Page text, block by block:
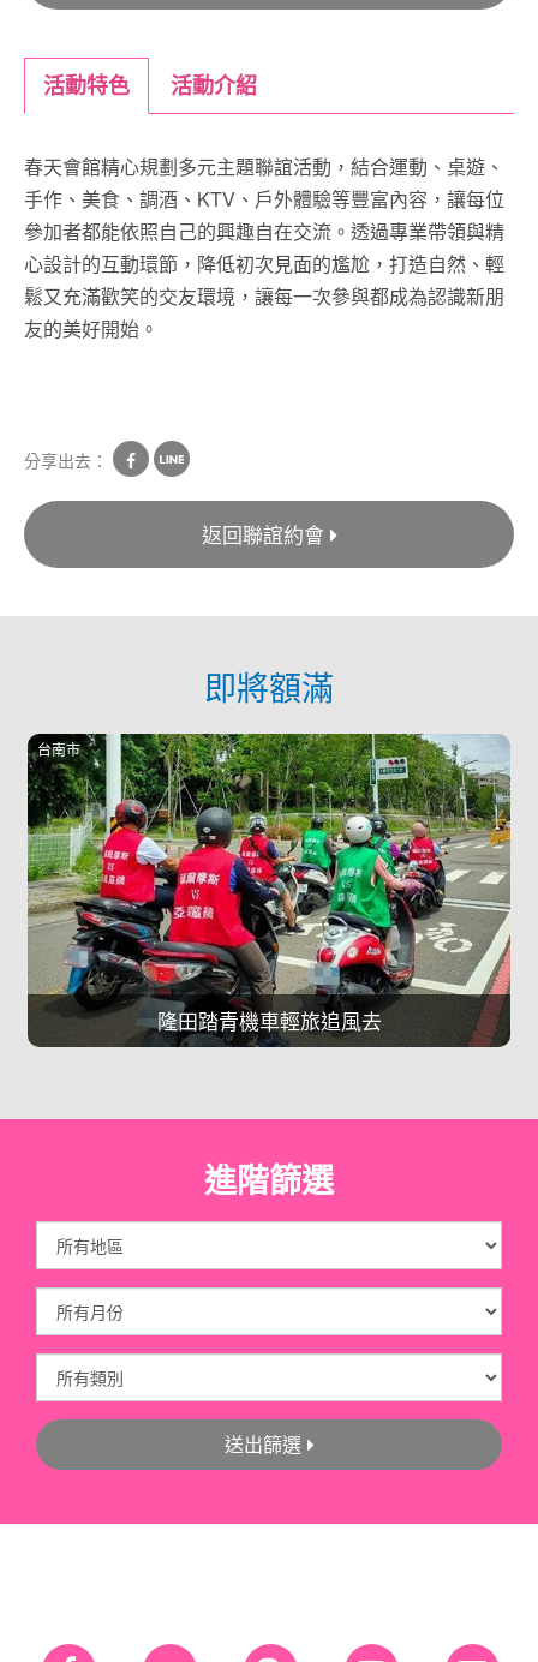
活動特色 活動介紹
春天會館精心規劃多元主題聯誼活動，結合運動、桌遊、
手作、美食、調酒、KTV、戶外體驗等豐富內容，讓每位
參加者都能依照自己的興趣自在交流。透過專業帶領與精
心設計的互動環節，降低初次見面的尷尬，打造自然、輕
鬆又充滿歡笑的交友環境，讓每一次參與都成為認識新朋
友的美好開始。
分享出去：
返回聯誼約會
即將額滿
隆田踏青機車輕旅追風去
台南市
進階篩選
送出篩選